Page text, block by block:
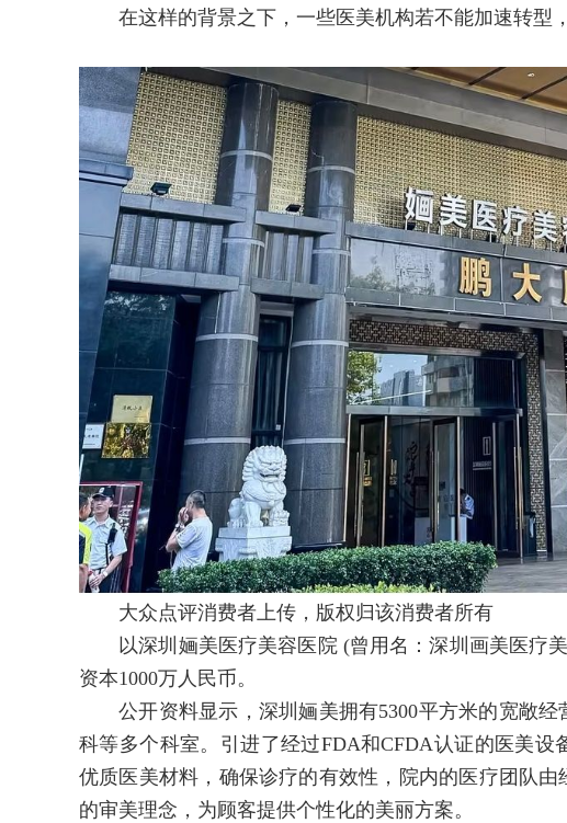
在这样的背景之下，一些医美机构若不能加速转型，
大众点评消费者上传，版权归该消费者所有
以深圳婳美医疗美容医院 (曾用名：深圳画美医疗美
资本1000万人民币。
公开资料显示，深圳婳美拥有5300平方米的宽敞经
科等多个科室。引进了经过FDA和CFDA认证的医美
优质医美材料，确保诊疗的有效性，院内的医疗团队
的审美理念，为顾客提供个性化的美丽方案。